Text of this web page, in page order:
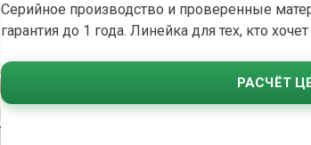
Серийное производство и проверенные
гарантия до 1 года. Линейка для тех, кто
РАСЧЁТ